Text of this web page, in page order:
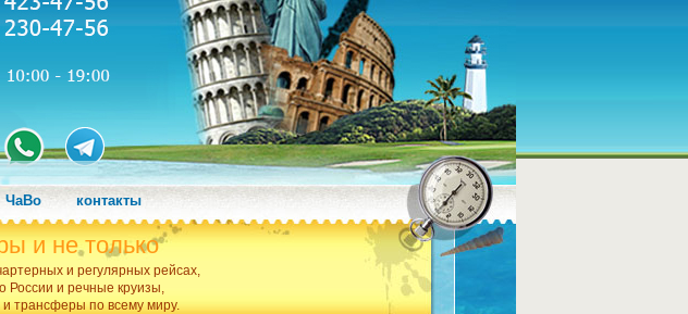
ЧаВо контакты
и не только
и регулярных рейсах,
России и речные круизы,
трансферы по всему миру.